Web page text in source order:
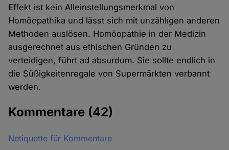
Effekt ist kein Alleinstellungsmerkmal von
Homöopathika und lässt sich mit unzähligen anderen
Methoden auslösen. Homöopathie in der Medizin
ausgerechnet aus ethischen Gründen zu
verteidigen, führt ad absurdum. Sie sollte endlich in
die Süßigkeitenregale von Supermärkten verbannt
werden.
Kommentare (42)
Netiquette für Kommentare